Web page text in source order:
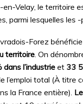
Velay, le territoire
parmi lesquelles les
Forez
territoire. On
dans l’industrie et 33
l’emploi total (À titre
la France entière).